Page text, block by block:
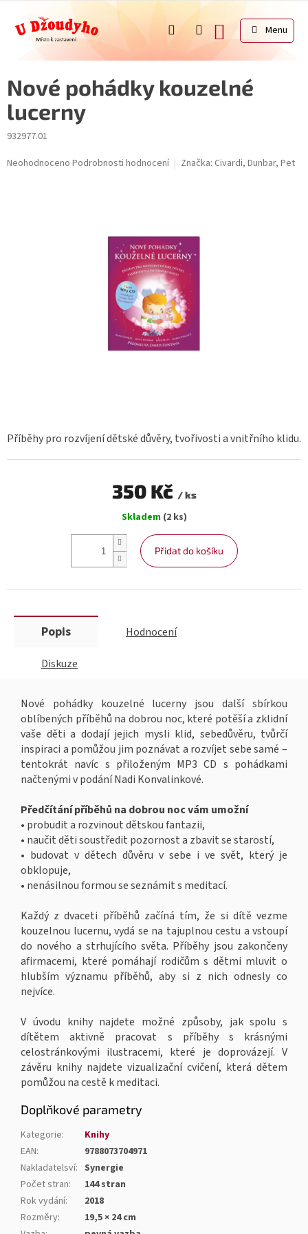
obsah
NÁKUPNÍ
KOŠÍK
Nové pohádky kouzelné
lucerny
932977.01
Průměrné
Neohodnoceno Podrobnosti hodnocení Značka: Civardi, Dunbar, Pet
Příběhy pro rozvíjení dětské důvěry, tvořivosti a vnitřního klidu.
350 Kč / ks
cena:
Skladem (2 ks)
Přidat do košíku
Popis Hodnocení
Diskuze
Nové pohádky kouzelné lucerny jsou další sbírkou
oblíbených příběhů na dobrou noc, které potěší a zklidní
vaše děti a dodají jejich mysli klid, sebedůvěru, tvůrčí
inspiraci a pomůžou jim poznávat a rozvíjet sebe samé –
tentokrát navíc s přiloženým MP3 CD s pohádkami
načtenými v podání Nadi Konvalinkové.
Předčítání příběhů na dobrou noc vám umožní
• probudit a rozvinout dětskou fantazii,
• naučit děti soustředit pozornost a zbavit se starostí,
• budovat v dětech důvěru v sebe i ve svět, který je
obklopuje,
• nenásilnou formou se seznámit s meditací.
Každý z dvaceti příběhů začíná tím, že si dítě vezme
kouzelnou lucernu, vydá se na tajuplnou cestu a vstoupí
do nového a strhujícího světa. Příběhy jsou zakončeny
afirmacemi, které pomáhají rodičům s dětmi mluvit o
hlubším významu příběhů, aby si z nich odnesly co
nejvíce.
V úvodu knihy najdete možné způsoby, jak spolu s
dítětem aktivně pracovat s příběhy s krásnými
celostránkovými ilustracemi, které je doprovázejí. V
závěru knihy najdete vizualizační cvičení, která dětem
pomůžou na cestě k meditaci.
Doplňkové parametry
Kategorie:
Knihy
EAN:
9788073704971
Nakladatelsví: Synergie
Počet stran:
144 stran
Rok vydání:
2018
Rozměry:
19,5 × 24 cm